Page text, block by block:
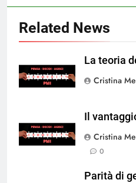
Related News
La teoria
Cristina
Il
Cristina
0
Parità di